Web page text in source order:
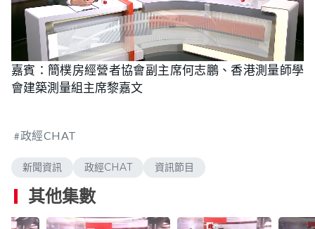
U
n
m
u
t
e
L
o
a
d
e
d
嘉賓：簡樸房經營者協會副主席何志鵬、香港測量師學
會建築測量組主席黎嘉文
政經CHAT
新聞資訊 政經CHAT 資訊節目
其他集數